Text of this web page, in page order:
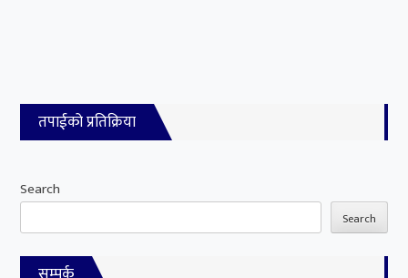
तपाईको प्रतिक्रिया
Search
Search